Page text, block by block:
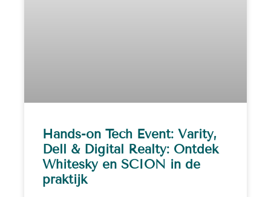
Hands-on Tech Event: Varity,
Dell & Digital Realty: Ontdek
Whitesky en SCION in de
praktijk